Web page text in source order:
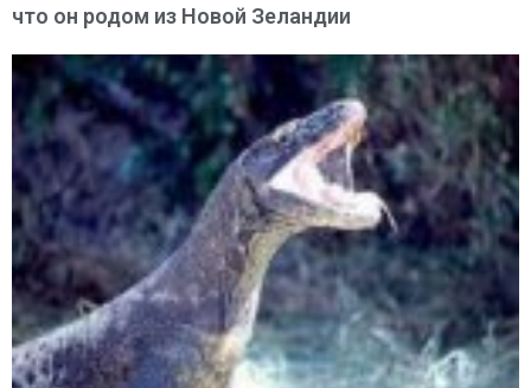
что он родом из Новой Зеландии